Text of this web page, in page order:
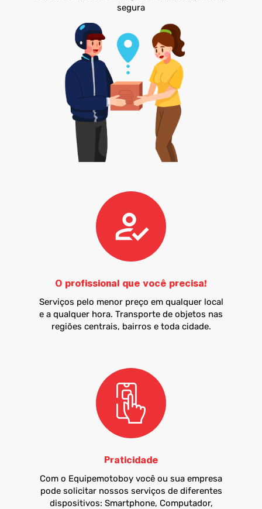
segura
O profissional que você precisa!
Serviços pelo menor preço em qualquer local
e a qualquer hora. Transporte de objetos nas
regiões centrais, bairros e toda cidade.
Praticidade
Com o Equipemotoboy você ou sua empresa
pode solicitar nossos serviços de diferentes
dispositivos: Smartphone, Computador,